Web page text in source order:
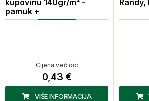
kupovinu 140gr/m² -
pamuk +
Cijena već od:
0,43 €
VIŠE INFORMACIJA
Randy,